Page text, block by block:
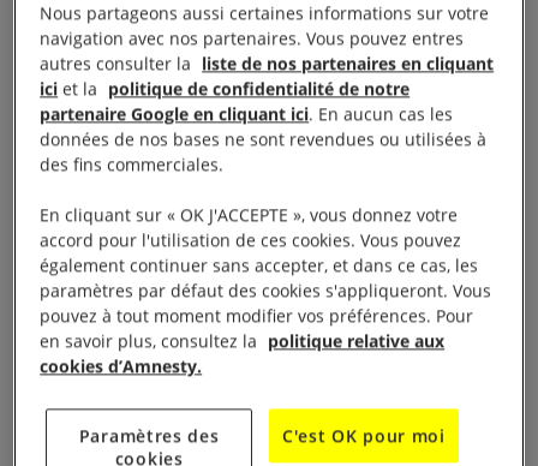
Victoria Ivleva et Sergey Loiko, qui couvrent ce qui
se passe en Ukraine depuis plus d’une décennie ; et
d’un certain nombre de photographes qui
continuent à travailler de façon anonyme en Russie.
Au-delà du travail d’enquête sur les crimes commis
par l’Etat russe, l’exposition revient sur des
décennies de répression de la société civile russe.
Une répression qui vise à empêcher l’émergence
de toute voix dissidente et antiguerre.
A l’occasion de son inauguration à Bayeux, nous
avons rencontré sa commissaire, Anna Shpakova.
Elle revient sur l’histoire de de ces photographies et
Nous partageons aussi certaines informations sur votre
navigation avec nos partenaires. Vous pouvez entres
autres consulter la liste de nos partenaires en cliquant
ici et la politique de confidentialité de notre
partenaire Google en cliquant ici. En aucun cas les
données de nos bases ne sont revendues ou utilisées à
des fins commerciales.
En cliquant sur « OK J'ACCEPTE », vous donnez votre
accord pour l'utilisation de ces cookies. Vous pouvez
également continuer sans accepter, et dans ce cas, les
paramètres par défaut des cookies s'appliqueront. Vous
pouvez à tout moment modifier vos préférences. Pour
en savoir plus, consultez la politique relative aux
cookies d’Amnesty.
Paramètres des
cookies
C'est OK pour moi